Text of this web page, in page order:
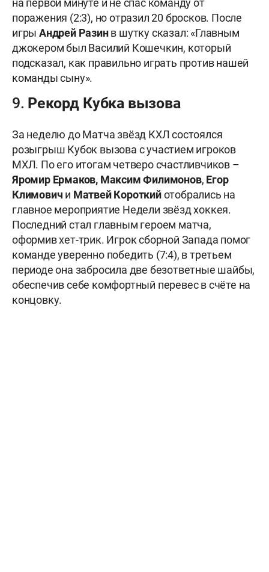
на первой минуте и не спас команду от
поражения (2:3), но отразил 20 бросков. После
игры Андрей Разинв шутку сказал: «Главным
джокером был Василий Кошечкин, который
подсказал, как правильно играть против нашей
команды сыну».
9. Рекорд Кубка вызова
За неделю до Матча звёзд КХЛ состоялся
розыгрыш Кубок вызова с участием игроков
МХЛ. По его итогам четверо счастливчиков –
Яромир Ермаков, Максим Филимонов, Егор
Климович и Матвей Короткийотобрались на
главное мероприятие Недели звёзд хоккея.
Последний стал главным героем матча,
оформив хет-трик. Игрок сборной Запада помог
команде уверенно победить (7:4), в третьем
периоде она забросила две безответные шайбы,
обеспечив себе комфортный перевес в счёте на
концовку.